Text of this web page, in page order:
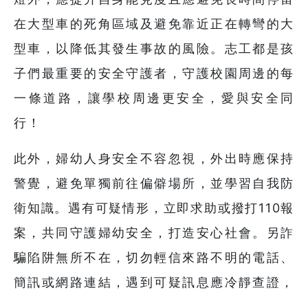
在大型車的死角區域及避免靠近正在轉彎的大
型車，以降低其發生事故的風險。志工都是孩
子們最重要的安全守護者，守護校園周邊的每
一條道路，讓學校周邊更安全，愛與安全同
行！
此外，婦幼人身安全不容忽視，外出時應保持
警覺，避免單獨前往偏僻場所，並學習自我防
衛知識。遇有可疑情形，立即求助或撥打110報
案，共同守護婦幼安全，打造安心社會。另詐
騙陷阱無所不在，切勿輕信來路不明的電話、
簡訊或網路連結，遇到可疑訊息應冷靜查證，